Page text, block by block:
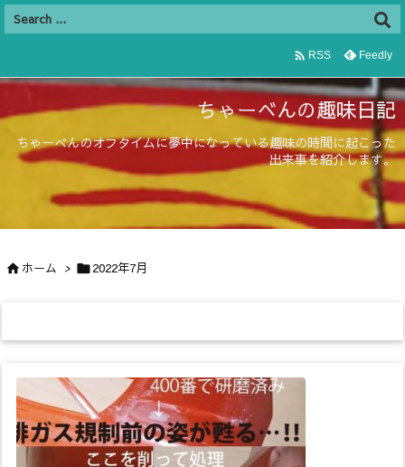
 RSS Feedly
ちゃーべんの趣味日記
ちゃーべんのオフタイムに夢中になっている趣味の時間に起こった
出来事を紹介します。
ホーム > 2022年7月